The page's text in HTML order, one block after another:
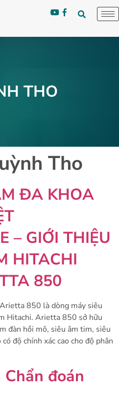
THO
Tho
ĐA KHOA
– GIỚI THIỆU
HITACHI
850
850 là dòng máy siêu
Hitachi. Arietta 850 sở hữu
đàn hồi mô, siêu âm tim, siêu
độ chính xác cao cho độ phân
đoán